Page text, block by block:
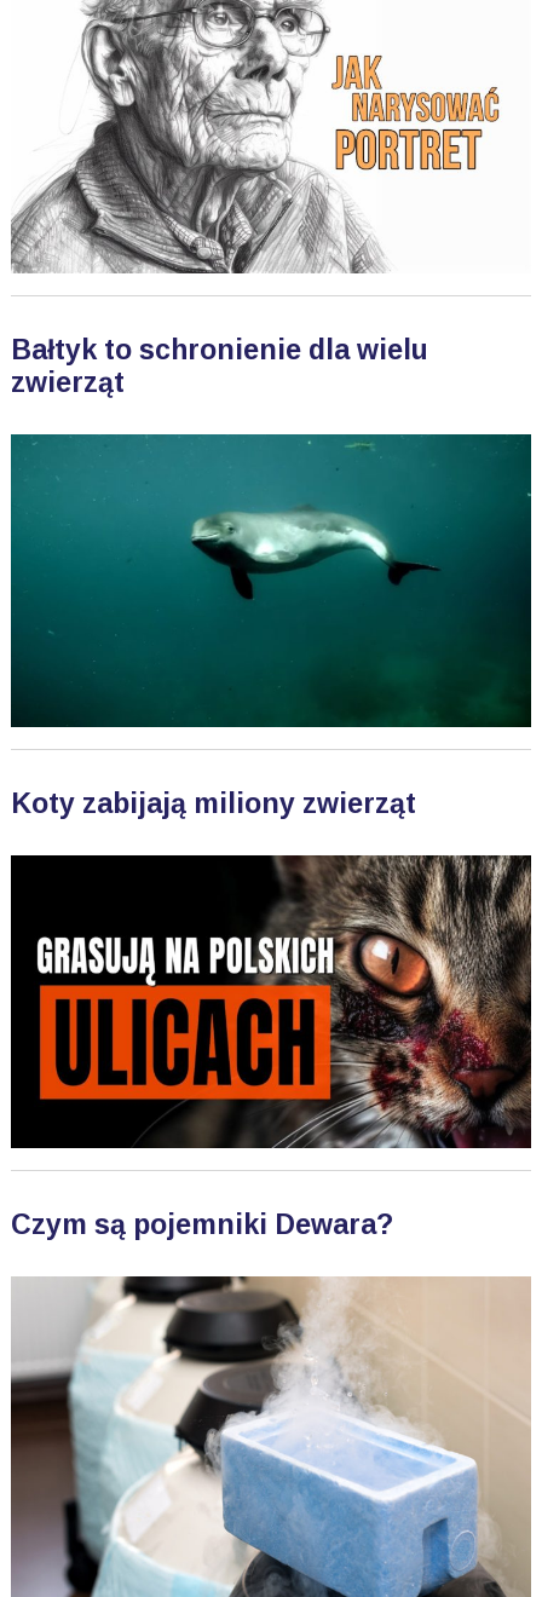
Bałtyk to schronienie dla wielu
zwierząt
Koty zabijają miliony zwierząt
Czym są pojemniki Dewara?